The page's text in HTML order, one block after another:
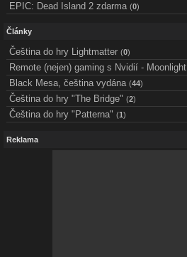
EPIC: Dead Island 2 zdarma (0)
Články
Čeština do hry Lightmatter (0)
Remote (nejen) gaming s Nvidií - Moonlight
Black Mesa, čeština vydána (44)
Čeština do hry "The Bridge" (2)
Čeština do hry "Patterna" (1)
Reklama